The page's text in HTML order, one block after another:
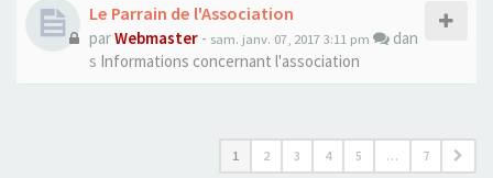
Le Parrain de l'Association
parWebmaster - sam. janv. 07, 2017 3:11 pm
dan
s Informations concernant l'association
1 2 3 4 5 … 7